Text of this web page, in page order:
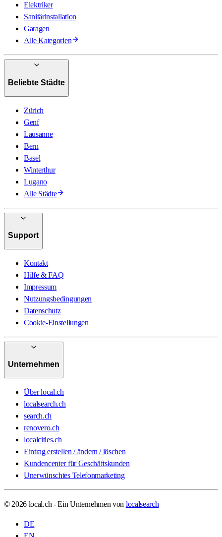
Elektriker
Sanitärinstallation
Garagen
Alle Kategorien
Beliebte Städte
Zürich
Genf
Lausanne
Bern
Basel
Winterthur
Lugano
Alle Städte
Support
Kontakt
Hilfe & FAQ
Impressum
Nutzungsbedingungen
Datenschutz
Cookie-Einstellungen
Unternehmen
Über local.ch
localsearch.ch
search.ch
renovero.ch
localcities.ch
Eintrag erstellen / ändern / löschen
Kundencenter für Geschäftskunden
Unerwünschtes Telefonmarketing
© 2026 local.ch - Ein Unternehmen von localsearch
DE